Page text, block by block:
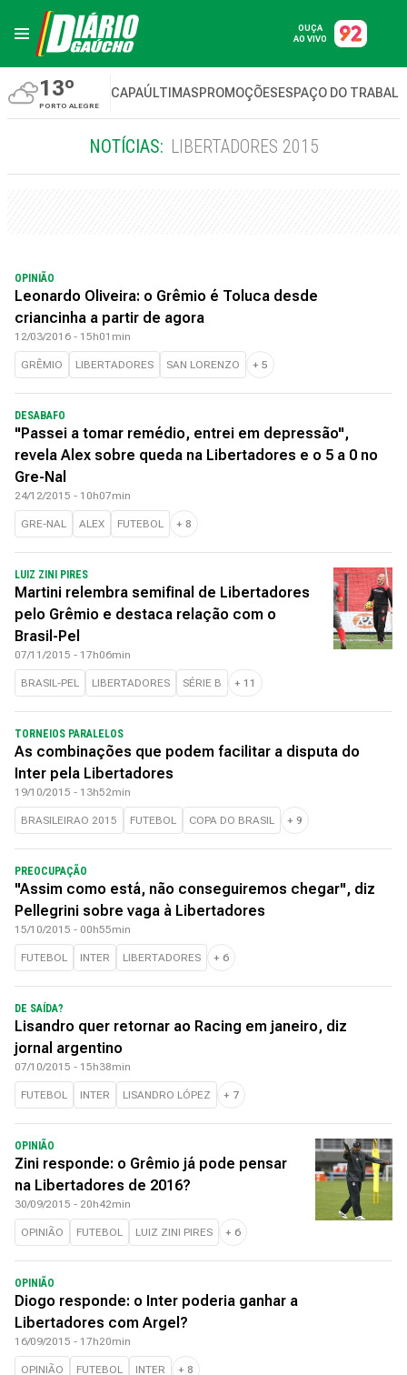
OUÇA
AO VIVO
13º
PORTO ALEGRE
CAPAÚLTIMASPROMOÇÕESESPAÇO DO
NOTÍCIAS: LIBERTADORES 2015
OPINIÃO
Leonardo Oliveira: o Grêmio é Toluca desde
criancinha a partir de agora
12/03/2016 - 15h01min
GRÊMIO LIBERTADORES SAN LORENZO + 5
DESABAFO
"Passei a tomar remédio, entrei em depressão",
revela Alex sobre queda na Libertadores e o 5 a 0 no
Gre-Nal
24/12/2015 - 10h07min
GRE-NAL ALEX FUTEBOL + 8
LUIZ ZINI PIRES
Martini relembra semifinal de Libertadores
pelo Grêmio e destaca relação com o
Brasil-Pel
07/11/2015 - 17h06min
BRASIL-PEL LIBERTADORES SÉRIE B + 11
TORNEIOS PARALELOS
As combinações que podem facilitar a disputa do
Inter pela Libertadores
19/10/2015 - 13h52min
BRASILEIRAO 2015 FUTEBOL COPA DO BRASIL + 9
PREOCUPAÇÃO
"Assim como está, não conseguiremos chegar", diz
Pellegrini sobre vaga à Libertadores
15/10/2015 - 00h55min
FUTEBOL INTER LIBERTADORES + 6
DE SAÍDA?
Lisandro quer retornar ao Racing em janeiro, diz
jornal argentino
07/10/2015 - 15h38min
FUTEBOL INTER LISANDRO LÓPEZ + 7
OPINIÃO
Zini responde: o Grêmio já pode pensar
na Libertadores de 2016?
30/09/2015 - 20h42min
OPINIÃO FUTEBOL LUIZ ZINI PIRES + 6
OPINIÃO
Diogo responde: o Inter poderia ganhar a
Libertadores com Argel?
16/09/2015 - 17h20min
OPINIÃO FUTEBOL INTER + 8